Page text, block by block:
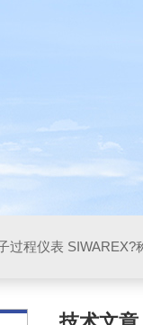
过程仪表 SIWAREX?